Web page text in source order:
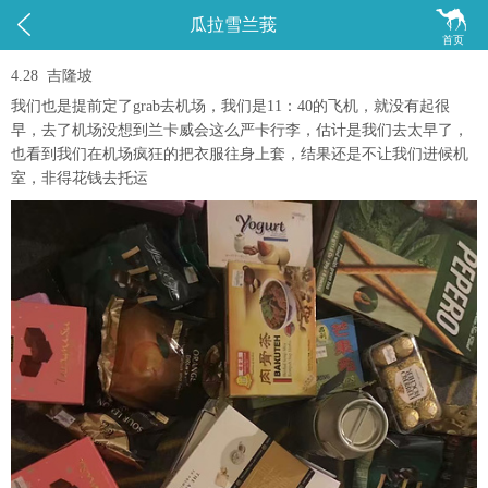
 
首页
瓜拉雪兰莪
4.28 吉隆坡
我们也是提前定了grab去机场，我们是11：40的飞机，就没有起很
早，去了机场没想到兰卡威会这么严卡行李，估计是我们去太早了，
也看到我们在机场疯狂的把衣服往身上套，结果还是不让我们进候机
室，非得花钱去托运